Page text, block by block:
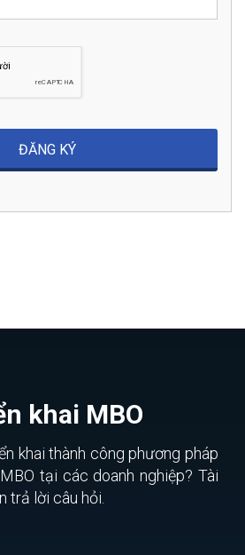
khai MBO
khai thành công phương pháp
tại các doanh nghiệp? Tài
trả lời câu hỏi.